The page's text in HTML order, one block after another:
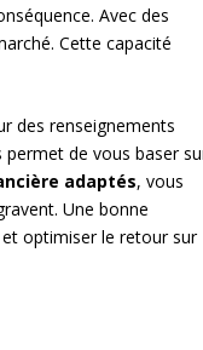
Avec des
Cette capacité
des renseignements
permet de vous baser
adaptés, vous
Une bonne
optimiser le retour sur